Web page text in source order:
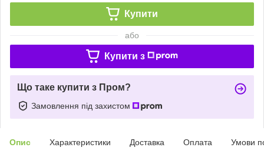
Купити
або
Купити з
Що таке купити з Пром?
Замовлення під захистом
Опис Характеристики Доставка Оплата Умови